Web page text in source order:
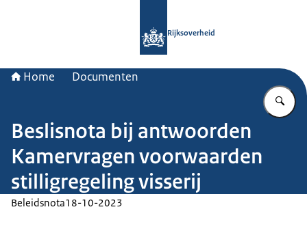
Rijksoverheid
Home Documenten
Beslisnota bij antwoorden
Kamervragen voorwaarden
stilligregeling visserij
Beleidsnota18-10-2023